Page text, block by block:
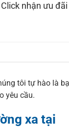
Click nhận ưu
tôi tự hào là
yêu cầu.
xa tại